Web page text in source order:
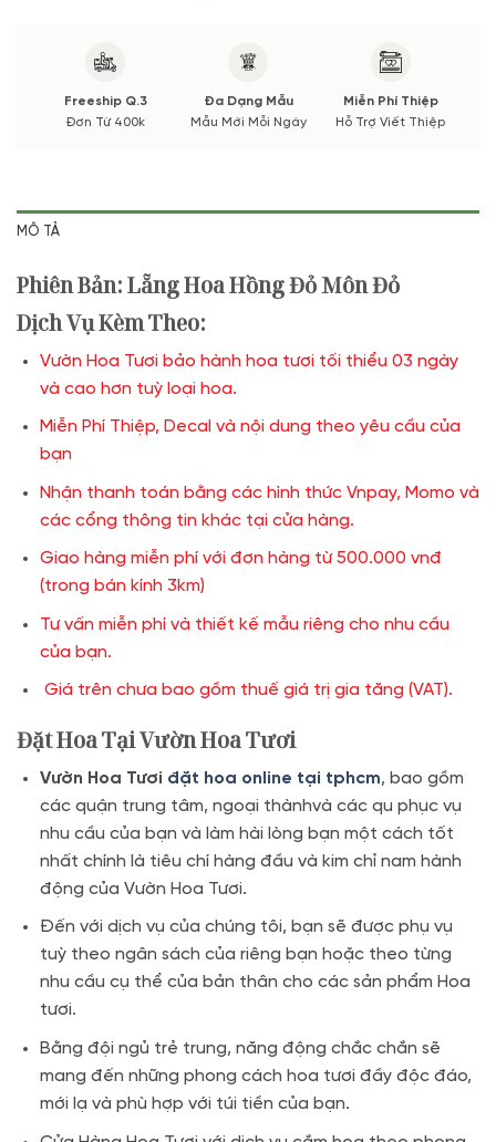
Freeship Q.3
Đơn Từ 400k
Đa Dạng Mẫu
Mẫu Mới Mỗi Ngày
Miễn Phí Thiệp
Hỗ Trợ Viết Thiệp
MÔ TẢ
Phiên Bản: Lẵng Hoa Hồng Đỏ Môn Đỏ
Dịch Vụ Kèm Theo:
Vườn Hoa Tươi bảo hành hoa tươi tối thiểu 03 ngày
và cao hơn tuỳ loại hoa.
Miễn Phí Thiệp, Decal và nội dung theo yêu cầu của
bạn
Nhận thanh toán bằng các hình thức Vnpay, Momo và
các cổng thông tin khác tại cửa hàng.
Giao hàng miễn phí với đơn hàng từ 500.000 vnđ
(trong bán kính 3km)
Tư vấn miễn phí và thiết kế mẫu riêng cho nhu cầu
của bạn.
Giá trên chưa bao gồm thuế giá trị gia tăng (VAT).
Đặt Hoa Tại Vườn Hoa Tươi
Vườn Hoa Tươi đặt hoa online tại tphcm, bao gồm
các quận trung tâm, ngoại thànhvà các qu phục vụ
nhu cầu của bạn và làm hài lòng bạn một cách tốt
nhất chính là tiêu chí hàng đầu và kim chỉ nam hành
động của Vườn Hoa Tươi.
Đến với dịch vụ của chúng tôi, bạn sẽ được phụ vụ
tuỳ theo ngân sách của riêng bạn hoặc theo từng
nhu cầu cụ thể của bản thân cho các sản phẩm Hoa
tươi.
Bằng đội ngủ trẻ trung, năng động chắc chắn sẽ
mang đến những phong cách hoa tươi đầy độc đáo,
mới lạ và phù hợp với túi tiền của bạn.